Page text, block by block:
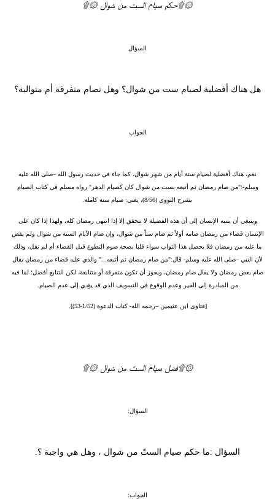
۞۩حكم صيام الست من شوال ۞۩
السؤال
هل هناك أفضلية لصيام ست من شوال؟ وهل تصام متفرقة أم متوالية؟
الجواب
نعم، هناك أفضلية لصيام ستة أيام من شهر شوال، كما جاء في حديث رسول الله –صلى الله عليه
وسلم-:"من صام رمضان ثم أتبعه بست من شوال كان كصيام الدهر" رواه مسلم في كتاب الصيام
بشرح النووي (8/56)، يعني: صيام سنة كاملة.
وينبغي أن يتنبه الإنسان إلى أن هذه الفضيلة لا تتحقق إلا إذا انتهى رمضان كله، ولهذا إذا كان على
الإنسان قضاء من رمضان صامه أولاً ثم صام ستاً من شوال، وإن صام الأيام الستة من شوال ولم يقض
ما عليه من رمضان فلا يحصل هذا الثواب سواء قلنا بصحة صوم التطوع قبل القضاء أم لم نقل، وذلك
لأن النبي –صلى الله عليه وسلم- قال:"من صام رمضان ثم أتبعه..." والذي عليه قضاء من رمضان يقال
صام بعض رمضان ولا يقال صام رمضان، ويجوز أن تكون متفرقة أو متتابعة، لكن التتابع أفضل؛ لما فيه
من المبادرة إلى الخير وعدم الوقوع في التسويف الذي قد يؤدي إلى عدم الصيام.
[فتاوى ابن عثيمين –رحمه الله- كتاب الدعوة (1/52-53)].
۞۩فضل صيام الستّ من شوال ۞۩
السؤال:
السؤال :ما حكم صيام الستّ من شوال ، وهل هي واجبة ؟.
الجواب: